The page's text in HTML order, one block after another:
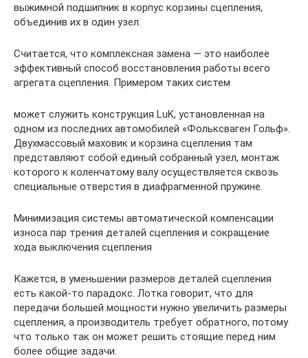
выжимной подшипник в корпус корзины сцепления,
объединив их в один узел.
Считается, что комплексная замена — это наиболее
эффективный способ восстановления работы всего
агрегата сцепления. Примером таких систем
может служить конструкция LuK, установленная на
одном из последних автомобилей «Фольксваген Гольф».
Двухмассовый маховик и корзина сцепления там
представляют собой единый собранный узел, монтаж
которого к коленчатому валу осуществляется сквозь
специальные отверстия в диафрагменной пружине.
Минимизация системы автоматической компенсации
износа пар трения деталей сцепления и сокращение
хода выключения сцепления
Кажется, в уменьшении размеров деталей сцепления
есть какой-то парадокс. Лотка говорит, что для
передачи большей мощности нужно увеличить размеры
сцепления, а производитель требует обратного, потому
что только так он может решить стоящие перед ним
более общие задачи.